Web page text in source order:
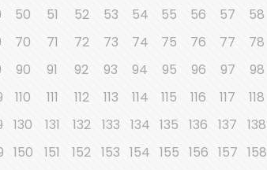
50 51 52 53 54 55 56 57 58
70 71 72 73 74 75 76 77 78
90 91 92 93 94 95 96 97 98
110 111 112 113 114 115 116 117 118
130 131 132 133 134 135 136 137 138
150 151 152 153 154 155 156 157 158